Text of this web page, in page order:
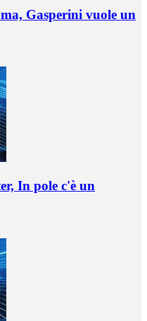
Gasperini vuole un
In pole c'è un